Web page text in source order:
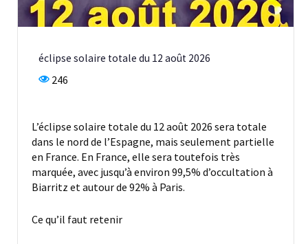
éclipse solaire totale du 12 août 2026
246
L’éclipse solaire totale du 12 août 2026 sera totale
dans le nord de l’Espagne, mais seulement partielle
en France. En France, elle sera toutefois très
marquée, avec jusqu’à environ 99,5% d’occultation à
Biarritz et autour de 92% à Paris.
Ce qu’il faut retenir